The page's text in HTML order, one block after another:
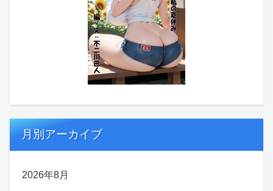
月別アーカイブ
2026年8月